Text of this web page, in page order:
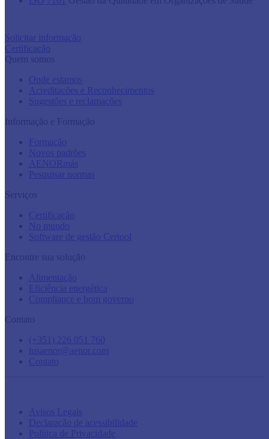
Solicitar informação
Certificação
Quem somos
Onde estamos
Acreditações e Reconhecimentos
Sugestões e reclamações
Informação e Formação
Formação
Novos padrões
AENORmás
Pesquisar normas
Serviços
Certificação
No mundo
Software de gestão Certool
Encontre sua solução
Alimentação
Eficiência energética
Compliance e bom governo
Contato
(+351) 226 051 760
lusaenor@aenor.com
Contato
Avisos Legais
Declaração de acessibilidade
Política de Privacidade